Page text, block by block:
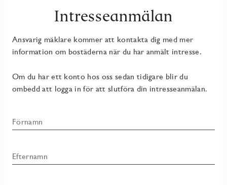
Intresseanmälan
Ansvarig mäklare kommer att kontakta dig med mer
information om bostäderna när du har anmält intresse.
Om du har ett konto hos oss sedan tidigare blir du
ombedd att logga in för att slutföra din intresseanmälan.
Förnamn
Efternamn